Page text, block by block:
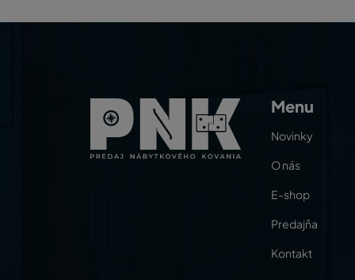
Menu
Novinky
O nás
E-shop
Predajňa
Kontakt